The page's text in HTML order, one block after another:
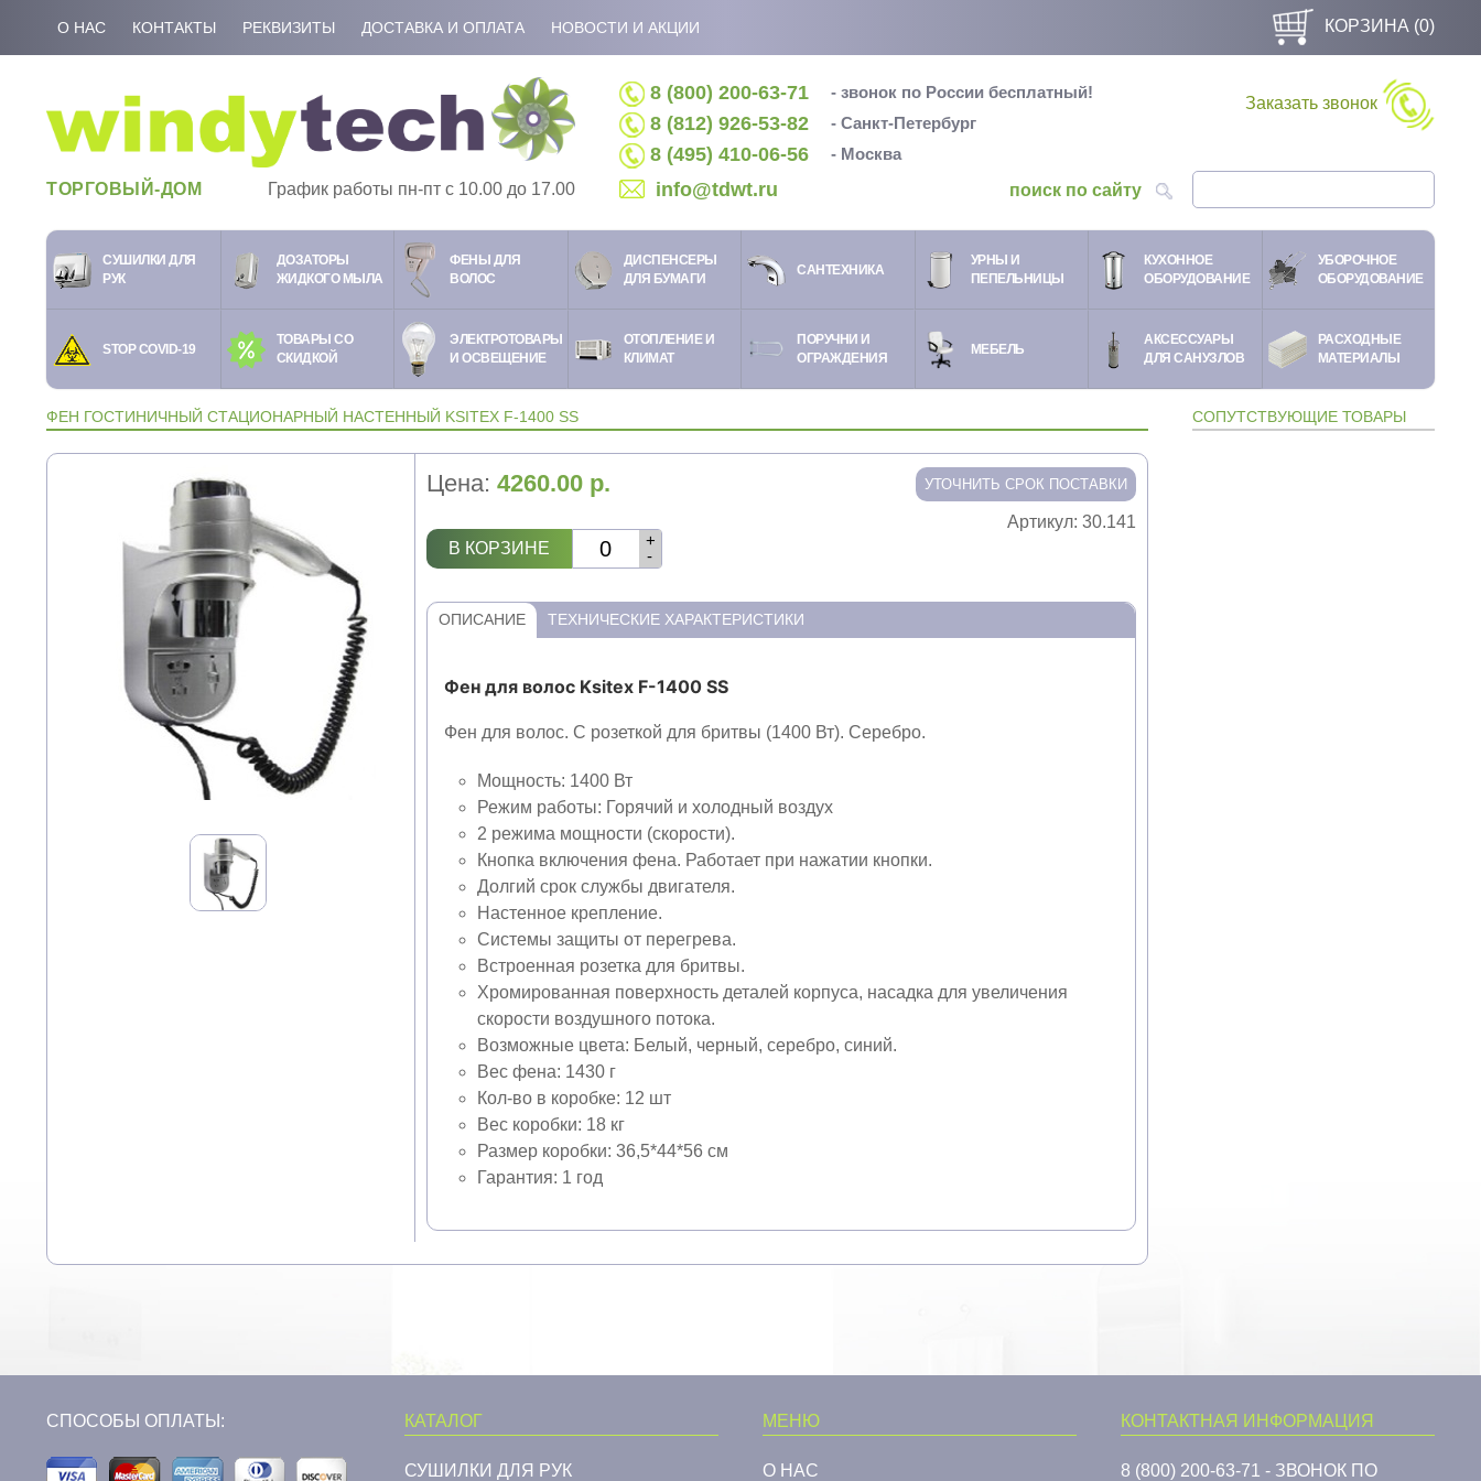
О НАС КОНТАКТЫ РЕКВИЗИТЫ ДОСТАВКА И ОПЛАТА НОВОСТИ И АКЦИИ КОРЗИНА (0)
ТОРГОВЫЙ-ДОМ График работы пн-пт c 10.00 до 17.00
8 (800) 200-63-71 - звонок по России бесплатный!
8 (812) 926-53-82 - Санкт-Петербург
8 (495) 410-06-56 - Москва
info@tdwt.ru
Заказать звонок
поиск по сайту
СУШИЛКИ ДЛЯ
РУК
ДОЗАТОРЫ
ЖИДКОГО МЫЛА
ФЕНЫ ДЛЯ
ВОЛОС
ДИСПЕНСЕРЫ
ДЛЯ БУМАГИ
CАНТЕХНИКА
УРНЫ И
ПЕПЕЛЬНИЦЫ
КУХОННОЕ
ОБОРУДОВАНИЕ
УБОРОЧНОЕ
ОБОРУДОВАНИЕ
STOP COVID-19
ТОВАРЫ СО
СКИДКОЙ
ЭЛЕКТРОТОВАРЫ
И ОСВЕЩЕНИЕ
ОТОПЛЕНИЕ И
КЛИМАТ
ПОРУЧНИ И
ОГРАЖДЕНИЯ
МЕБЕЛЬ
АКСЕССУАРЫ
ДЛЯ САНУЗЛОВ
РАСХОДНЫЕ
МАТЕРИАЛЫ
ФЕН ГОСТИНИЧНЫЙ СТАЦИОНАРНЫЙ НАСТЕННЫЙ KSITEX F-1400 SS
Цена: 4260.00 р.
В КОРЗИНЕ -
+
Артикул: 30.141
ОПИСАНИЕ ТЕХНИЧЕСКИЕ ХАРАКТЕРИСТИКИ
Фен для волос Ksitex F-1400 SS
Фен для волос. С розеткой для бритвы (1400 Вт). Серебро.
Мощность: 1400 Вт
Режим работы: Горячий и холодный воздух
2 режима мощности (скорости).
Кнопка включения фена. Работает при нажатии кнопки.
Долгий срок службы двигателя.
Настенное крепление.
Системы защиты от перегрева.
Встроенная розетка для бритвы.
Хромированная поверхность деталей корпуса, насадка для увеличения
скорости воздушного потока.
Возможные цвета: Белый, черный, серебро, синий.
Вес фена: 1430 г
Кол-во в коробке: 12 шт
Вес коробки: 18 кг
Размер коробки: 36,5*44*56 см
Гарантия: 1 год
СОПУТСТВУЮЩИЕ ТОВАРЫ
СПОСОБЫ ОПЛАТЫ: КАТАЛОГ
СУШИЛКИ ДЛЯ РУК
МЕНЮ
О НАС
КОНТАКТНАЯ ИНФОРМАЦИЯ
8 (800) 200-63-71 - ЗВОНОК ПО